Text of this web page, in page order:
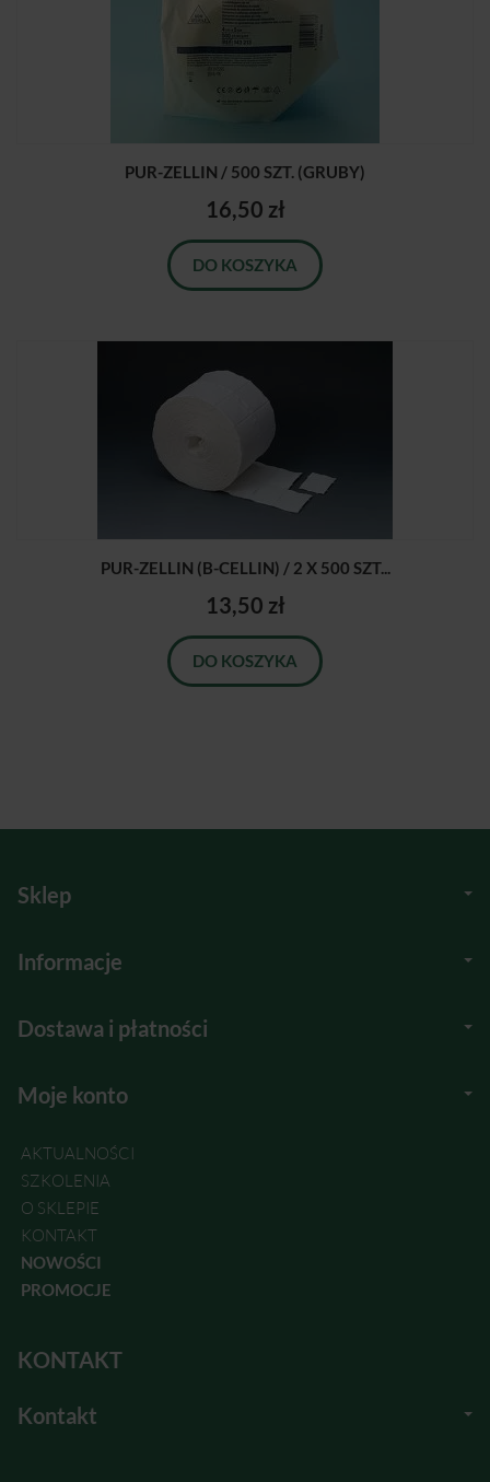
PUR-ZELLIN / 500 SZT. (GRUBY)
16,50 zł
DO KOSZYKA
PUR-ZELLIN (B-CELLIN) / 2 X 500 SZT...
13,50 zł
DO KOSZYKA
Sklep
Informacje
Dostawa i płatności
Moje konto
AKTUALNOŚCI
SZKOLENIA
O SKLEPIE
KONTAKT
NOWOŚCI
PROMOCJE
KONTAKT
Kontakt